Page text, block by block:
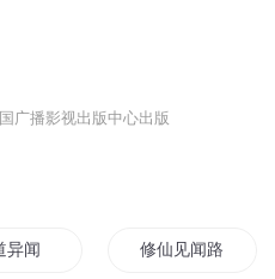
广播影视出版中心出版
异闻 修仙见闻路